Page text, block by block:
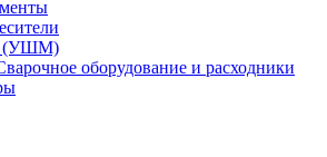
(УШМ)
оборудование и расходники